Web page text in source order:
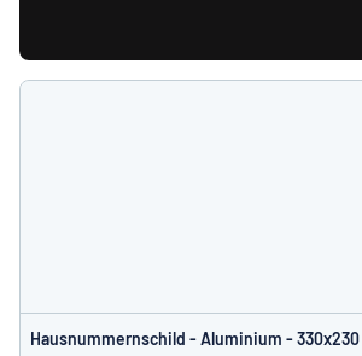
Hausnummernschild - Aluminium -